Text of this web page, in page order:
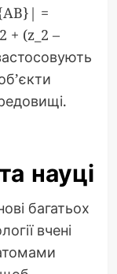
=
+ (z_2 –
науці
багатьох
вчені